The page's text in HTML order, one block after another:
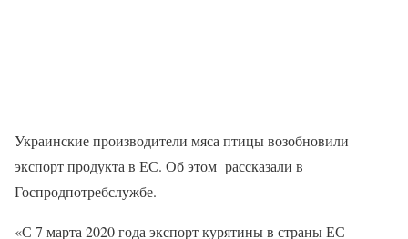
Украинские производители мяса птицы возобновили
экспорт продукта в ЕС. Об этом рассказали в
Госпродпотребслужбе.
«С 7 марта 2020 года экспорт курятины в страны ЕС